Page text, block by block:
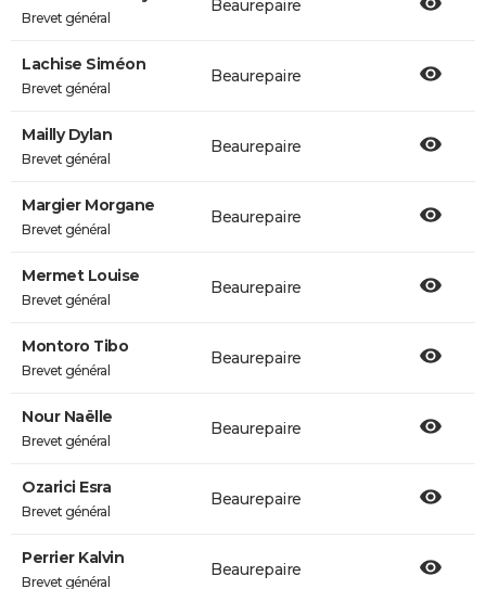
Brevet général
Beaurepaire
Lachise Siméon
Brevet général
Beaurepaire
Mailly Dylan
Brevet général
Beaurepaire
Margier Morgane
Brevet général
Beaurepaire
Mermet Louise
Brevet général
Beaurepaire
Montoro Tibo
Brevet général
Beaurepaire
Nour Naëlle
Brevet général
Beaurepaire
Ozarici Esra
Brevet général
Beaurepaire
Perrier Kalvin
Brevet général
Beaurepaire